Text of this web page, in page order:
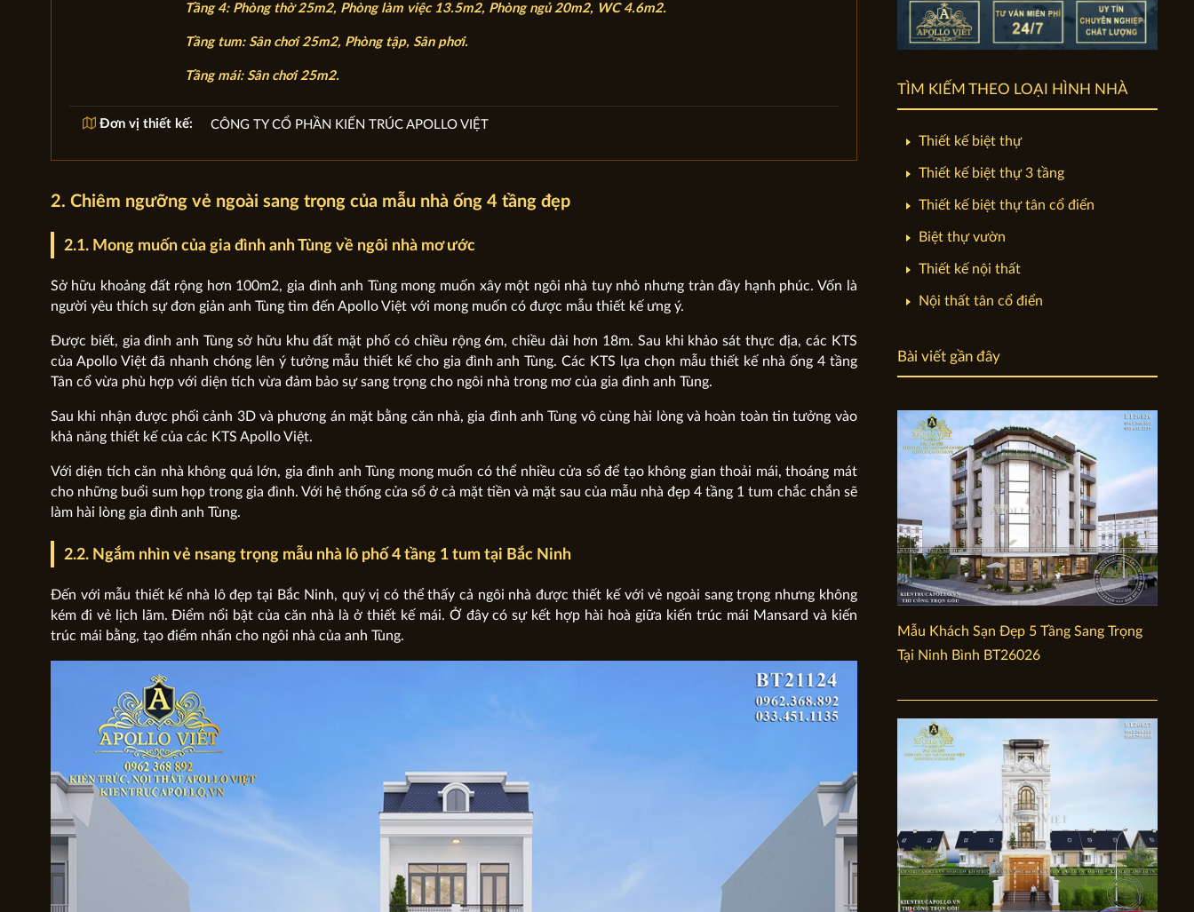
Tầng 4: Phòng thờ 25m2, Phòng làm việc 13.5m2, Phòng ngủ 20m2, WC 4.6m2.
Tầng tum: Sân chơi 25m2, Phòng tập, Sân phơi.
Tầng mái: Sân chơi 25m2.
Đơn vị thiết kế: CÔNG TY CỔ PHẦN KIẾN TRÚC APOLLO VIỆT
2. Chiêm ngưỡng vẻ ngoài sang trọng của mẫu nhà ống 4 tầng đẹp
2.1. Mong muốn của gia đình anh Tùng về ngôi nhà mơ ước
Sở hữu khoảng đất rộng hơn 100m2, gia đình anh Tùng mong muốn xây một ngôi nhà tuy nhỏ nhưng tràn đầy hạnh phúc. Vốn là
người yêu thích sự đơn giản anh Tùng tìm đến Apollo Việt với mong muốn có được mẫu thiết kế ưng ý.
Được biết, gia đình anh Tùng sở hữu khu đất mặt phố có chiều rộng 6m, chiều dài hơn 18m. Sau khi khảo sát thực địa, các KTS
của Apollo Việt đã nhanh chóng lên ý tưởng mẫu thiết kế cho gia đình anh Tùng. Các KTS lựa chọn mẫu thiết kế nhà ống 4 tầng
Tân cổ vừa phù hợp với diện tích vừa đảm bảo sự sang trọng cho ngôi nhà trong mơ của gia đình anh Tùng.
Sau khi nhận được phối cảnh 3D và phương án mặt bằng căn nhà, gia đình anh Tùng vô cùng hài lòng và hoàn toàn tin tưởng vào
khả năng thiết kế của các KTS Apollo Việt.
Với diện tích căn nhà không quá lớn, gia đình anh Tùng mong muốn có thể nhiều cửa sổ để tạo không gian thoải mái, thoáng mát
cho những buổi sum họp trong gia đình. Với hệ thống cửa sổ ở cả mặt tiền và mặt sau của mẫu nhà đẹp 4 tầng 1 tum chắc chắn sẽ
làm hài lòng gia đình anh Tùng.
2.2. Ngắm nhìn vẻ nsang trọng mẫu nhà lô phố 4 tầng 1 tum tại Bắc Ninh
Đến với mẫu thiết kế nhà lô đẹp tại Bắc Ninh, quý vị có thể thấy cả ngôi nhà được thiết kế với vẻ ngoài sang trọng nhưng không
kém đi vẻ lịch lãm. Điểm nổi bật của căn nhà là ở thiết kế mái. Ở đây có sự kết hợp hài hoà giữa kiến trúc mái Mansard và kiến
trúc mái bằng, tạo điểm nhấn cho ngôi nhà của anh Tùng.
TÌM KIẾM THEO LOẠI HÌNH NHÀ
Thiết kế biệt thự
Thiết kế biệt thự 3 tầng
Thiết kế biệt thự tân cổ điển
Biệt thự vườn
Thiết kế nội thất
Nội thất tân cổ điển
Bài viết gần đây
Mẫu Khách Sạn Đẹp 5 Tầng Sang Trọng
Tại Ninh Bình BT26026